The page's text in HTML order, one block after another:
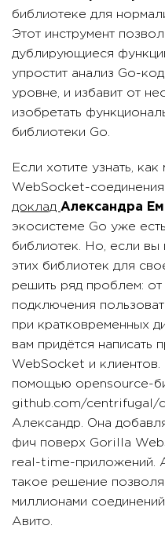
библиотеке для
Этот инструмент
дублирующиеся
упростит анализ Go-
уровне, и избавит от
изобретать
библиотеки Go.
Если хотите узнать,
WebSocket-соединения
доклад Александра
экосистеме Go уже
библиотек. Но, если вы
этих библиотек для
решить ряд проблем:
подключения
при кратковременных
вам придётся написать
WebSocket и
помощью opensource-
github.com/centrifugal/
Александр. Она
фич поверх Gorilla
real-time-приложений.
такое решение
миллионами
Авито.